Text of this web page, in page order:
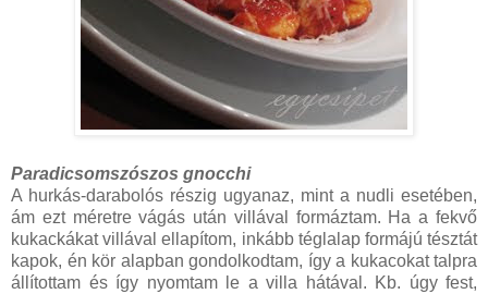
Paradicsomszószos gnocchi
A hurkás-darabolós részig ugyanaz, mint a nudli esetében,
ám ezt méretre vágás után villával formáztam. Ha a fekvő
kukackákat villával ellapítom, inkább téglalap formájú tésztát
kapok, én kör alapban gondolkodtam, így a kukacokat talpra
állítottam és így nyomtam le a villa hátával. Kb. úgy fest,